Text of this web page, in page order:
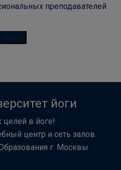
преподавателей
йоги
в йоге!
центр и сеть залов.
г. Москвы